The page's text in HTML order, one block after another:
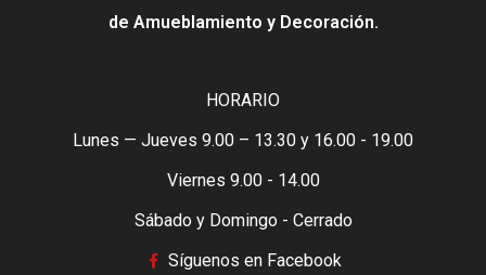
de Amueblamiento y Decoración.
HORARIO
Lunes — Jueves 9.00 – 13.30 y 16.00 - 19.00
Viernes 9.00 - 14.00
Sábado y Domingo - Cerrado
Síguenos en Facebook